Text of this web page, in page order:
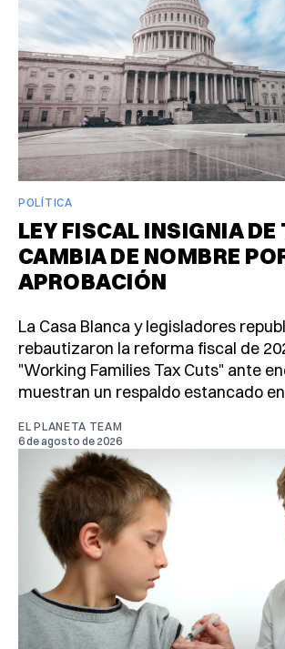
POLÍTICA
LEY FISCAL INSIGNIA DE
CAMBIA DE NOMBRE
APROBACIÓN
La Casa Blanca y legisladores
rebautizaron la reforma fiscal de
"Working Families Tax Cuts" ante
muestran un respaldo estancado
EL PLANETA TEAM
6 de agosto de 2026